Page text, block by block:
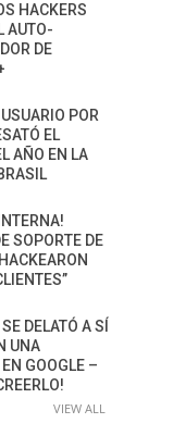
OLVIDA METASPLOIT:
PREDATOR HACKEA
ATAQUES
HACKERS
AUTO-
DE
POR
EL
AÑO EN LA
SOPORTE DE
DELATÓ A SÍ
UNA
GOOGLE –
VIEW ALL